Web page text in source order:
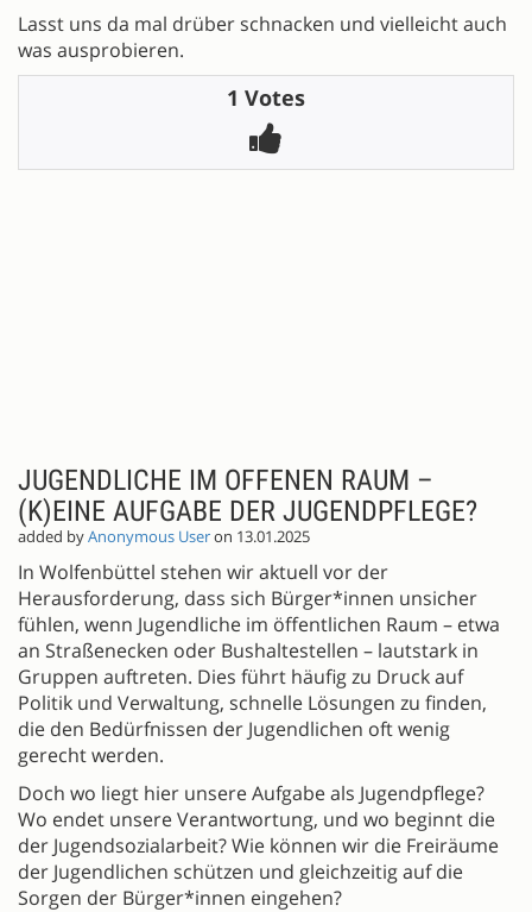
Lasst uns da mal drüber schnacken und vielleicht auch
was ausprobieren.
1 Votes
JUGENDLICHE IM OFFENEN RAUM –
(K)EINE AUFGABE DER JUGENDPFLEGE?
added byAnonymous Useron 13.01.2025
In Wolfenbüttel stehen wir aktuell vor der
Herausforderung, dass sich Bürger*innen unsicher
fühlen, wenn Jugendliche im öffentlichen Raum – etwa
an Straßenecken oder Bushaltestellen – lautstark in
Gruppen auftreten. Dies führt häufig zu Druck auf
Politik und Verwaltung, schnelle Lösungen zu finden,
die den Bedürfnissen der Jugendlichen oft wenig
gerecht werden.
Doch wo liegt hier unsere Aufgabe als Jugendpflege?
Wo endet unsere Verantwortung, und wo beginnt die
der Jugendsozialarbeit? Wie können wir die Freiräume
der Jugendlichen schützen und gleichzeitig auf die
Sorgen der Bürger*innen eingehen?